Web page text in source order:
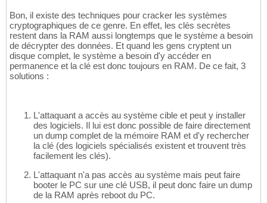
Bon, il existe des techniques pour cracker les systèmes
cryptographiques de ce genre. En effet, les clés secrètes
restent dans la RAM aussi longtemps que le système a besoin
de décrypter des données. Et quand les gens cryptent un
disque complet, le système a besoin d'y accéder en
permanence et la clé est donc toujours en RAM. De ce fait, 3
solutions :
L'attaquant a accès au système cible et peut y installer
des logiciels. Il lui est donc possible de faire directement
un dump complet de la mémoire RAM et d'y rechercher
la clé (des logiciels spécialisés existent et trouvent très
facilement les clés).
L'attaquant n'a pas accès au système mais peut faire
booter le PC sur une clé USB, il peut donc faire un dump
de la RAM après reboot du PC.